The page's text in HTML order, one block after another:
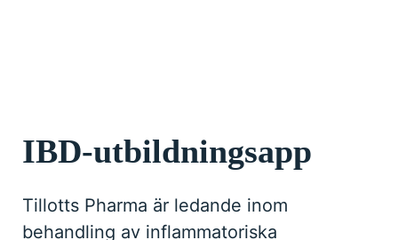
IBD-utbildningsapp
Tillotts Pharma är ledande inom
behandling av inflammatoriska